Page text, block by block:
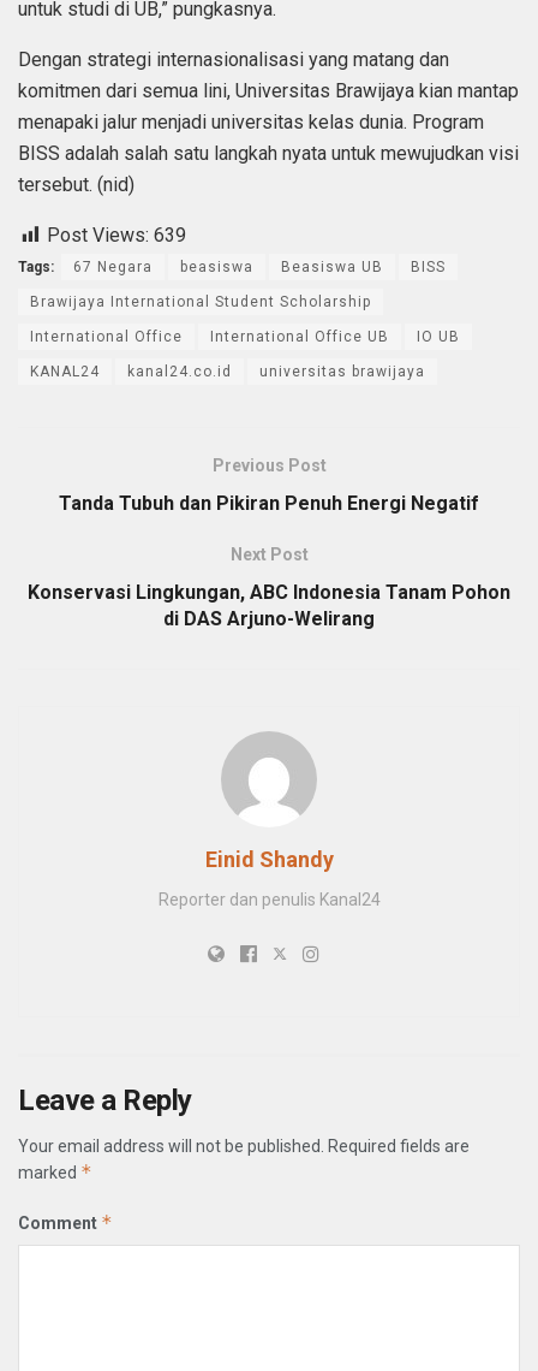
untuk studi di UB,” pungkasnya.
Dengan strategi internasionalisasi yang matang dan
komitmen dari semua lini, Universitas Brawijaya kian mantap
menapaki jalur menjadi universitas kelas dunia. Program
BISS adalah salah satu langkah nyata untuk mewujudkan visi
tersebut. (nid)
Post Views: 639
Tags: 67 Negara beasiswa Beasiswa UB BISS
Brawijaya International Student Scholarship
International Office International Office UB IO UB
KANAL24 kanal24.co.id universitas brawijaya
Previous Post
Tanda Tubuh dan Pikiran Penuh Energi Negatif
Next Post
Konservasi Lingkungan, ABC Indonesia Tanam Pohon
di DAS Arjuno-Welirang
Einid Shandy
Reporter dan penulis Kanal24
Leave a Reply
Your email address will not be published.
Required fields are
marked *
Comment *